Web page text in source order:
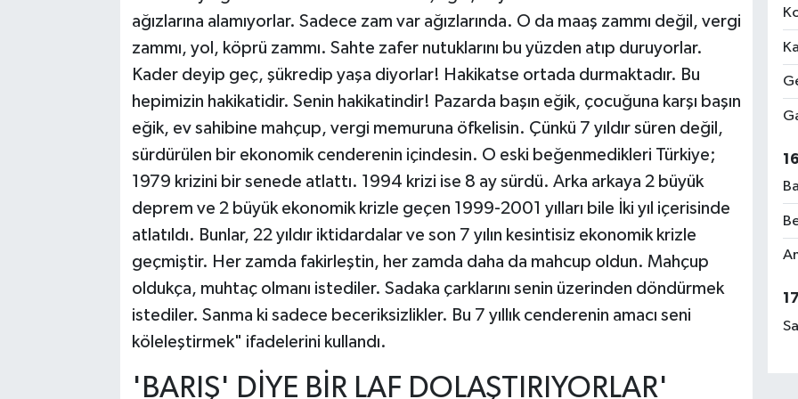
ağızlarına alamıyorlar. Sadece zam var ağızlarında. O da maaş zammı değil, vergi
zammı, yol, köprü zammı. Sahte zafer nutuklarını bu yüzden atıp duruyorlar.
Kader deyip geç, şükredip yaşa diyorlar! Hakikatse ortada durmaktadır. Bu
hepimizin hakikatidir. Senin hakikatindir! Pazarda başın eğik, çocuğuna karşı başın
eğik, ev sahibine mahçup, vergi memuruna öfkelisin. Çünkü 7 yıldır süren değil,
sürdürülen bir ekonomik cenderenin içindesin. O eski beğenmedikleri Türkiye;
1979 krizini bir senede atlattı. 1994 krizi ise 8 ay sürdü. Arka arkaya 2 büyük
deprem ve 2 büyük ekonomik krizle geçen 1999-2001 yılları bile İki yıl içerisinde
atlatıldı. Bunlar, 22 yıldır iktidardalar ve son 7 yılın kesintisiz ekonomik krizle
geçmiştir. Her zamda fakirleştin, her zamda daha da mahcup oldun. Mahçup
oldukça, muhtaç olmanı istediler. Sadaka çarklarını senin üzerinden döndürmek
istediler. Sanma ki sadece beceriksizlikler. Bu 7 yıllık cenderenin amacı seni
köleleştirmek" ifadelerini kullandı.
'BARIŞ' DİYE BİR LAF DOLAŞTIRIYORLAR'